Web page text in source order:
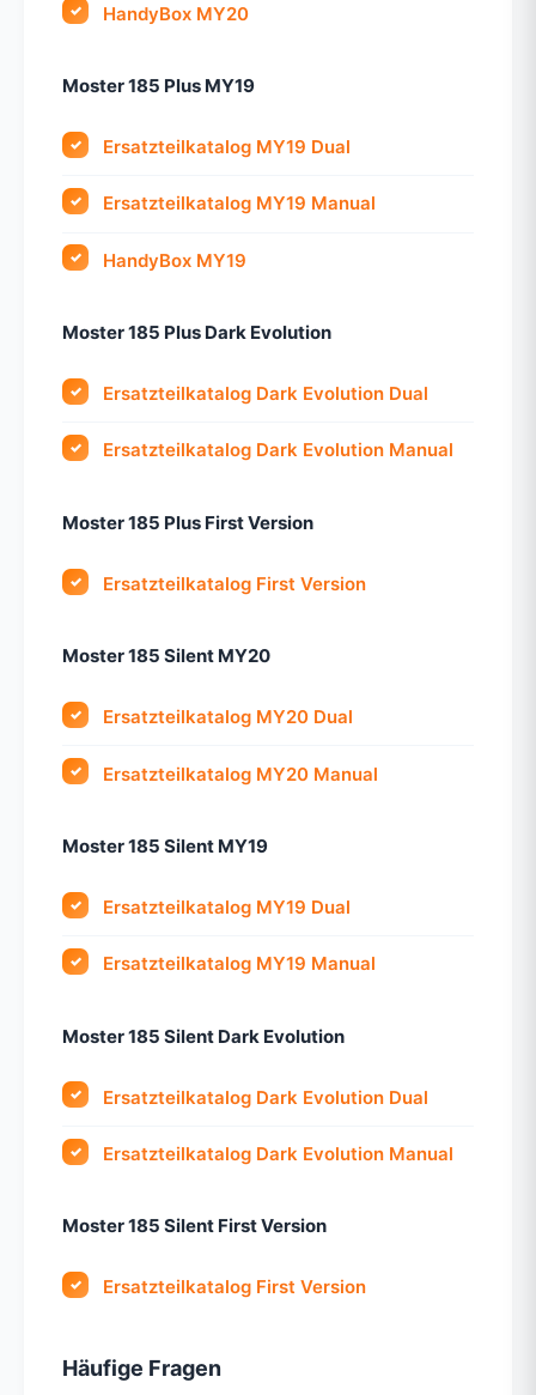
HandyBox MY20
Moster 185 Plus MY19
Ersatzteilkatalog MY19 Dual
Ersatzteilkatalog MY19 Manual
HandyBox MY19
Moster 185 Plus Dark Evolution
Ersatzteilkatalog Dark Evolution Dual
Ersatzteilkatalog Dark Evolution Manual
Moster 185 Plus First Version
Ersatzteilkatalog First Version
Moster 185 Silent MY20
Ersatzteilkatalog MY20 Dual
Ersatzteilkatalog MY20 Manual
Moster 185 Silent MY19
Ersatzteilkatalog MY19 Dual
Ersatzteilkatalog MY19 Manual
Moster 185 Silent Dark Evolution
Ersatzteilkatalog Dark Evolution Dual
Ersatzteilkatalog Dark Evolution Manual
Moster 185 Silent First Version
Ersatzteilkatalog First Version
Häufige Fragen